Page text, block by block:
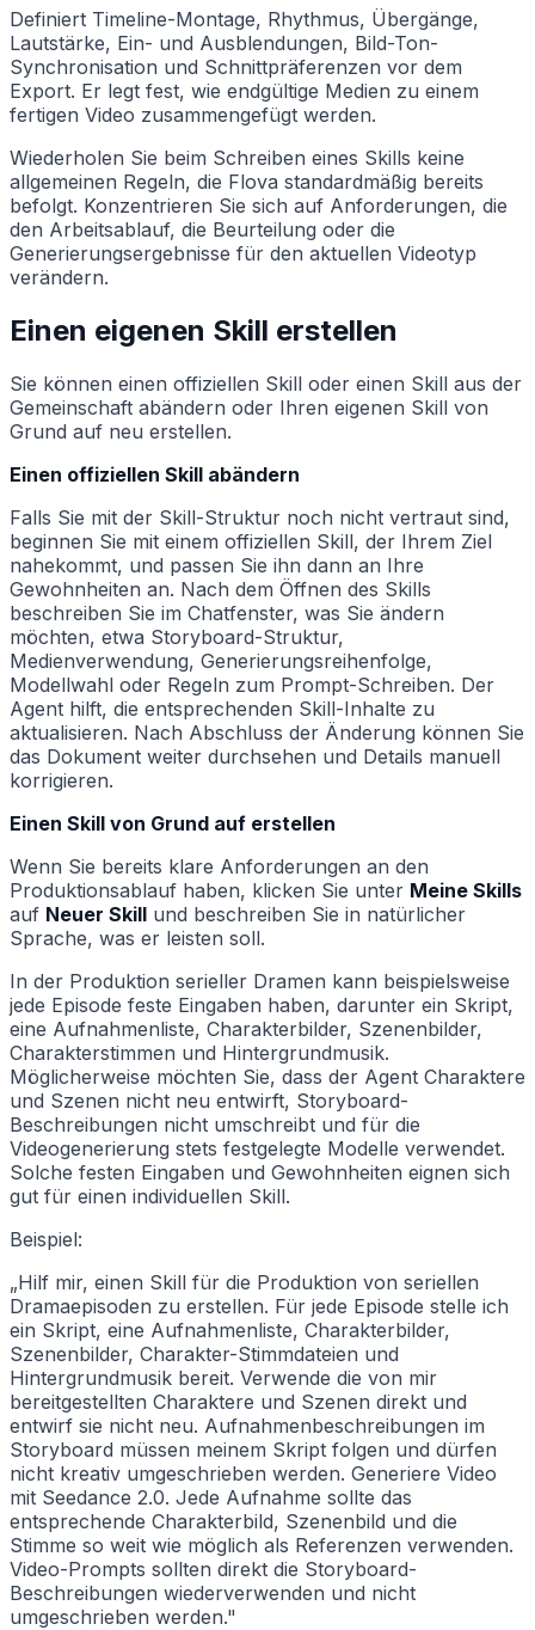
Definiert Timeline-Montage, Rhythmus, Übergänge,
Lautstärke, Ein- und Ausblendungen, Bild-Ton-
Synchronisation und Schnittpräferenzen vor dem
Export. Er legt fest, wie endgültige Medien zu einem
fertigen Video zusammengefügt werden.
Wiederholen Sie beim Schreiben eines Skills keine
allgemeinen Regeln, die Flova standardmäßig bereits
befolgt. Konzentrieren Sie sich auf Anforderungen, die
den Arbeitsablauf, die Beurteilung oder die
Generierungsergebnisse für den aktuellen Videotyp
verändern.
Einen eigenen Skill erstellen
Sie können einen offiziellen Skill oder einen Skill aus der
Gemeinschaft abändern oder Ihren eigenen Skill von
Grund auf neu erstellen.
Einen offiziellen Skill abändern
Falls Sie mit der Skill-Struktur noch nicht vertraut sind,
beginnen Sie mit einem offiziellen Skill, der Ihrem Ziel
nahekommt, und passen Sie ihn dann an Ihre
Gewohnheiten an. Nach dem Öffnen des Skills
beschreiben Sie im Chatfenster, was Sie ändern
möchten, etwa Storyboard-Struktur,
Medienverwendung, Generierungsreihenfolge,
Modellwahl oder Regeln zum Prompt-Schreiben. Der
Agent hilft, die entsprechenden Skill-Inhalte zu
aktualisieren. Nach Abschluss der Änderung können Sie
das Dokument weiter durchsehen und Details manuell
korrigieren.
Einen Skill von Grund auf erstellen
Wenn Sie bereits klare Anforderungen an den
Produktionsablauf haben, klicken Sie unter Meine Skills
auf Neuer Skill und beschreiben Sie in natürlicher
Sprache, was er leisten soll.
In der Produktion serieller Dramen kann beispielsweise
jede Episode feste Eingaben haben, darunter ein Skript,
eine Aufnahmenliste, Charakterbilder, Szenenbilder,
Charakterstimmen und Hintergrundmusik.
Möglicherweise möchten Sie, dass der Agent Charaktere
und Szenen nicht neu entwirft, Storyboard-
Beschreibungen nicht umschreibt und für die
Videogenerierung stets festgelegte Modelle verwendet.
Solche festen Eingaben und Gewohnheiten eignen sich
gut für einen individuellen Skill.
Beispiel:
„Hilf mir, einen Skill für die Produktion von seriellen
Dramaepisoden zu erstellen. Für jede Episode stelle ich
ein Skript, eine Aufnahmenliste, Charakterbilder,
Szenenbilder, Charakter-Stimmdateien und
Hintergrundmusik bereit. Verwende die von mir
bereitgestellten Charaktere und Szenen direkt und
entwirf sie nicht neu. Aufnahmenbeschreibungen im
Storyboard müssen meinem Skript folgen und dürfen
nicht kreativ umgeschrieben werden. Generiere Video
mit Seedance 2.0. Jede Aufnahme sollte das
entsprechende Charakterbild, Szenenbild und die
Stimme so weit wie möglich als Referenzen verwenden.
Video-Prompts sollten direkt die Storyboard-
Beschreibungen wiederverwenden und nicht
umgeschrieben werden."